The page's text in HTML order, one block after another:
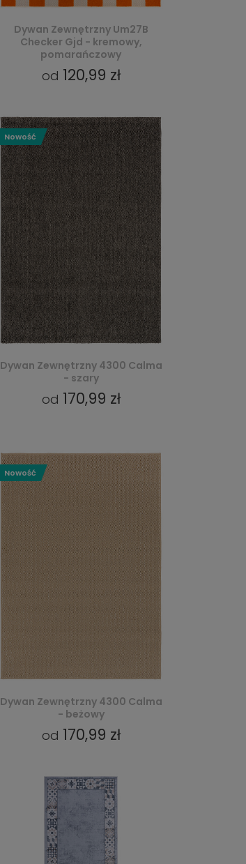
Dywan Zewnętrzny Um27B
Checker Gjd - kremowy,
pomarańczowy
od 120,99 zł
Dywan Zewnętrzny 4300 Calma
- szary
od 170,99 zł
Nowość
Dywan Zewnętrzny 4300 Calma
- beżowy
od 170,99 zł
Nowość